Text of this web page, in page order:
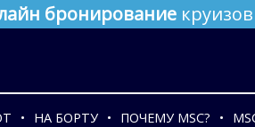
бронирование
НА БОРТУ ПОЧЕМУ MSC?